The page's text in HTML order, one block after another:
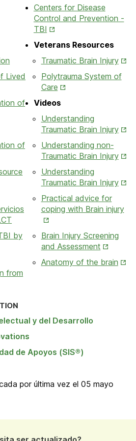
Lived
of
of
by
from
Centers for Disease
Control and Prevention -
TBI Opens
New
Tab
Veterans Resources
Traumatic Brain Injury
New
Polytrauma System of
CareOpens
New
Tab
Videos
Understanding
Traumatic Brain Injury
Tab
Understanding non-
Traumatic Brain Injury
Tab
Understanding
Traumatic Brain Injury
Tab
Practical advice for
coping with Brain injury
Brain Injury Screening
and AssessmentOpens
New
Anatomy of the brain
y del Desarrollo
de Apoyos (SIS®)
por última vez el 05 mayo